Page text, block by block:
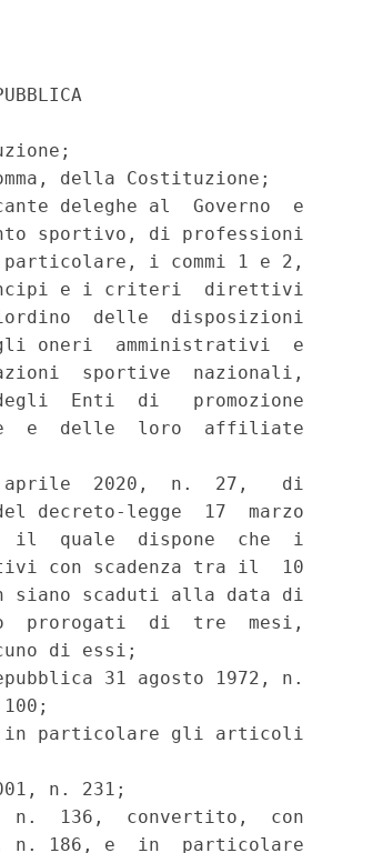
della Costituzione;
deleghe al  Governo  e
sportivo, di professioni
i commi 1 e 2,
e i criteri  direttivi
delle  disposizioni
oneri  amministrativi  e
sportive  nazionali,
Enti  di   promozione
e  delle  loro  affiliate
2020,  n.  27,   di
decreto-legge  17  marzo
il  quale  dispone  che  i
con scadenza tra il  10
siano scaduti alla data di
prorogati  di  tre  mesi,
di essi;
31 agosto 1972, n.
particolare gli articoli
n. 231;
n.  136,  convertito,  con
n. 186, e  in  particolare